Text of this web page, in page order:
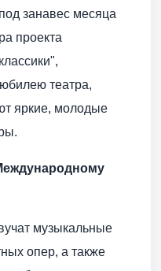
занавес месяца
проекта
театра,
яркие, молодые
музыкальные
опер, а также